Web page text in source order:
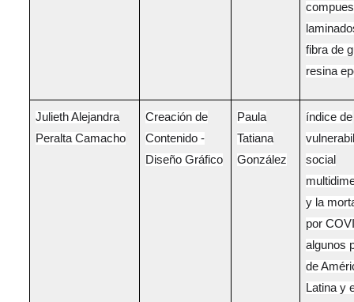
fibra de
resina
Julieth Alejandra
Peralta Camacho
Creación de
Contenido -
Diseño Gráfico
Paula
Tatiana
González
índice de
social
y la
por
algunos
de
Latina y